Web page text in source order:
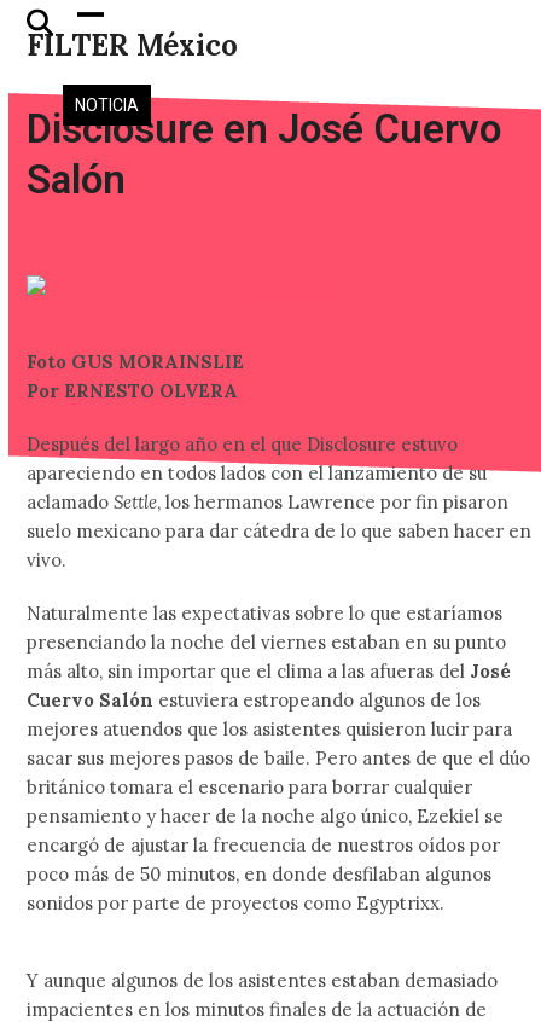
Skip
FILTER México
Open
mobile
menu
Close
mobile
menu
NOTICIA
Disclosure en José Cuervo
Salón
Foto GUS MORAINSLIE
Por ERNESTO OLVERA
Después del largo año en el que Disclosure estuvo
apareciendo en todos lados con el lanzamiento de su
aclamadoSettle, los hermanos Lawrence por fin pisaron
suelo mexicano para dar cátedra de lo que saben hacer en
vivo.
Naturalmente las expectativas sobre lo que estaríamos
presenciando la noche del viernes estaban en su punto
más alto, sin importar que el clima a las afueras del José
Cuervo Salón estuviera estropeando algunos de los
mejores atuendos que los asistentes quisieron lucir para
sacar sus mejores pasos de baile. Pero antes de que el dúo
británico tomara el escenario para borrar cualquier
pensamiento y hacer de la noche algo único, Ezekiel se
encargó de ajustar la frecuencia de nuestros oídos por
poco más de 50 minutos, en donde desfilaban algunos
sonidos por parte de proyectos como Egyptrixx.
Y aunque algunos de los asistentes estaban demasiado
impacientes en los minutos finales de la actuación de